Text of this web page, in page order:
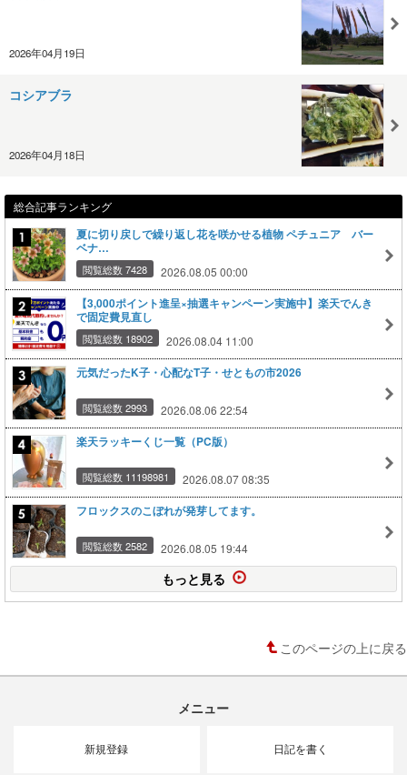
2026年04月19日
コシアブラ
2026年04月18日
総合記事ランキング
夏に切り戻しで繰り返し花を咲かせる植物 ペチュニア バー
ベナ…
閲覧総数 7428 2026.08.05 00:00
【3,000ポイント進呈×抽選キャンペーン実施中】楽天でんき
で固定費見直し
閲覧総数 18902 2026.08.04 11:00
元気だったK子・心配なT子・せともの市2026
閲覧総数 2993 2026.08.06 22:54
楽天ラッキーくじ一覧（PC版）
閲覧総数 11198981 2026.08.07 08:35
フロックスのこぼれが発芽してます。
閲覧総数 2582 2026.08.05 19:44
もっと見る
このページの上に戻る
メニュー
新規登録 日記を書く